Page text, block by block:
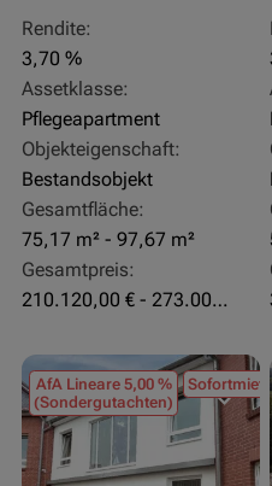
Rendite:
3,70 %
Assetklasse:
Pflegeapartment
Objekteigenschaft:
Bestandsobjekt
Gesamtfläche:
75,17 m² - 97,67 m²
Gesamtpreis:
210.120,00 € - 273.003,24 €
AfA Lineare 5,00 %
(Sondergutachten)
Sofortmiete